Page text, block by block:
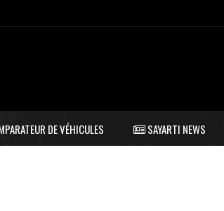
DE VÉHICULES SAYARTI NEWS